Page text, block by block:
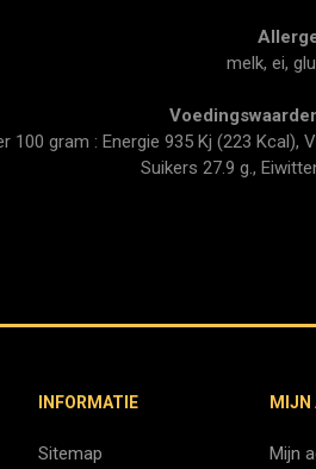
melk, ei,
100 gram : Energie 935 Kj (223 Kcal),
Suikers 27.9 g.,
INFORMATIE
Sitemap
MIJN
Mijn